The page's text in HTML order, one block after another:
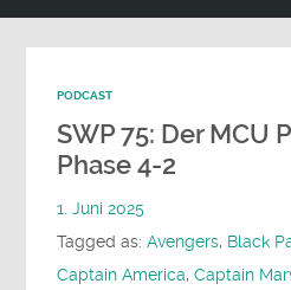
PODCAST
SWP 75: Der MCU
Phase 4-2
1. Juni 2025
Tagged as:Avengers, Black
Captain America,Captain